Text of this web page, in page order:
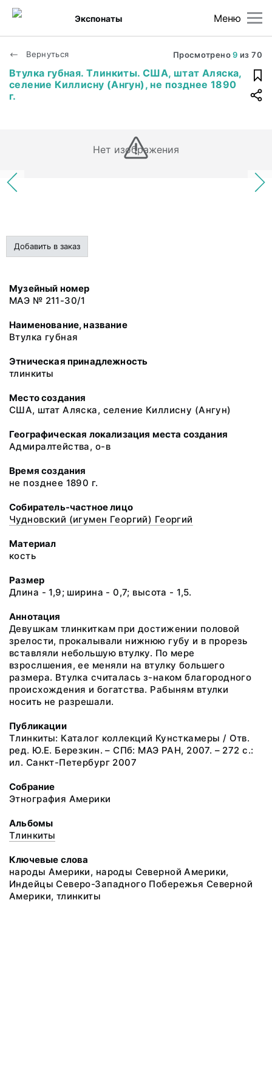
Меню
Экспонаты
Вернуться Просмотрено9 из70
Втулка губная. Тлинкиты. США, штат Аляска,
селение Киллисну (Ангун), не позднее 1890
г.
Нет изображения
Добавить в заказ
Музейный номер
МАЭ № 211-30/1
Наименование, название
Втулка губная
Этническая принадлежность
тлинкиты
Место создания
США, штат Аляска, селение Киллисну (Ангун)
Географическая локализация места создания
Адмиралтейства, о-в
Время создания
не позднее 1890 г.
Собиратель-частное лицо
Чудновский (игумен Георгий) Георгий
Материал
кость
Размер
Длина - 1,9; ширина - 0,7; высота - 1,5.
Аннотация
Девушкам тлинкиткам при достижении половой
зрелости, прокалывали нижнюю губу и в прорезь
вставляли небольшую втулку. По мере
взрослшения, ее меняли на втулку большего
размера. Втулка считалась з-наком благородного
происхождения и богатства. Рабыням втулки
носить не разрешали.
Публикации
Тлинкиты: Каталог коллекций Кунсткамеры / Отв.
ред. Ю.Е. Березкин. – СПб: МАЭ РАН, 2007. – 272 с.:
ил. Санкт-Петербург 2007
Собрание
Этнография Америки
Альбомы
Тлинкиты
Ключевые слова
народы Америки, народы Северной Америки,
Индейцы Северо-Западного Побережья Северной
Америки, тлинкиты